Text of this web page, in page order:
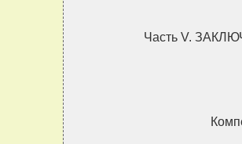
Часть V.